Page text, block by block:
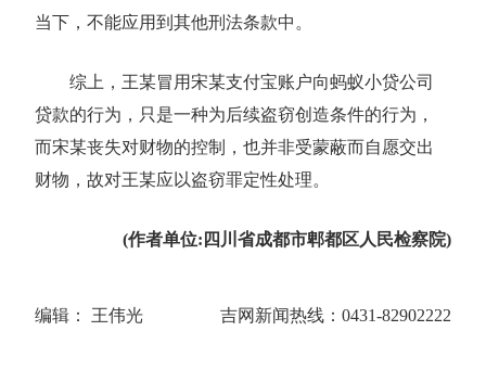
当下，不能应用到其他刑法条款中。
综上，王某冒用宋某支付宝账户向蚂蚁小贷公司
贷款的行为，只是一种为后续盗窃创造条件的行为，
而宋某丧失对财物的控制，也并非受蒙蔽而自愿交出
财物，故对王某应以盗窃罪定性处理。
(作者单位:四川省成都市郫都区人民检察院)
编辑： 王伟光 吉网新闻热线：0431-82902222